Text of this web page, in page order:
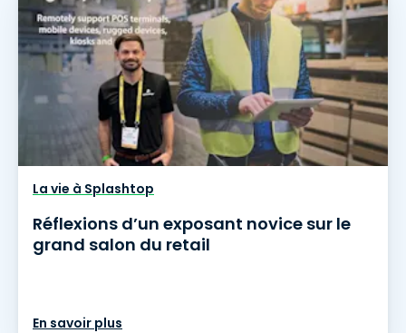
La vie à Splashtop
Réflexions d’un exposant novice sur le
grand salon du retail
En savoir plus